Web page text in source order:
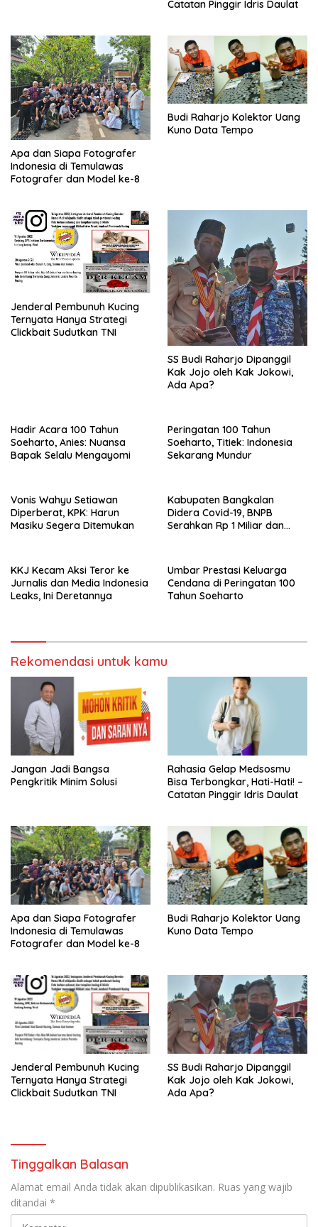
Catatan Pinggir Idris Daulat
Apa dan Siapa Fotografer
Indonesia di Temulawas
Fotografer dan Model ke-8
Budi Raharjo Kolektor Uang
Kuno Data Tempo
Jenderal Pembunuh Kucing
Ternyata Hanya Strategi
Clickbait Sudutkan TNI
SS Budi Raharjo Dipanggil
Kak Jojo oleh Kak Jokowi,
Ada Apa?
Hadir Acara 100 Tahun
Soeharto, Anies: Nuansa
Bapak Selalu Mengayomi
Peringatan 100 Tahun
Soeharto, Titiek: Indonesia
Sekarang Mundur
Vonis Wahyu Setiawan
Diperberat, KPK: Harun
Masiku Segera Ditemukan
Kabupaten Bangkalan
Didera Covid-19, BNPB
Serahkan Rp 1 Miliar dan
KKJ Kecam Aksi Teror ke
Jurnalis dan Media Indonesia
Leaks, Ini Deretannya
Umbar Prestasi Keluarga
Cendana di Peringatan 100
Tahun Soeharto
Rekomendasi untuk kamu
Jangan Jadi Bangsa
Pengkritik Minim Solusi
Rahasia Gelap Medsosmu
Bisa Terbongkar, Hati-Hati! –
Catatan Pinggir Idris Daulat
Apa dan Siapa Fotografer
Indonesia di Temulawas
Fotografer dan Model ke-8
Budi Raharjo Kolektor Uang
Kuno Data Tempo
Jenderal Pembunuh Kucing
Ternyata Hanya Strategi
Clickbait Sudutkan TNI
SS Budi Raharjo Dipanggil
Kak Jojo oleh Kak Jokowi,
Ada Apa?
Tinggalkan Balasan
Alamat email Anda tidak akan dipublikasikan. Ruas yang wajib
ditandai *